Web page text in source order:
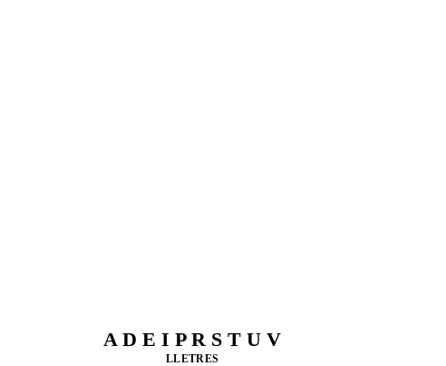
A D E I P R S T U V
LLETRES